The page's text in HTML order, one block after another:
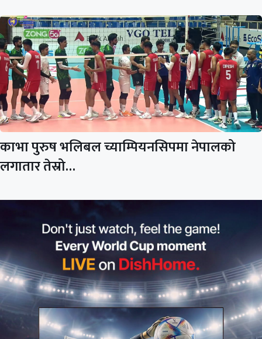
काभा पुरुष भलिबल च्याम्पियनसिपमा नेपालको
लगातार तेस्रो…